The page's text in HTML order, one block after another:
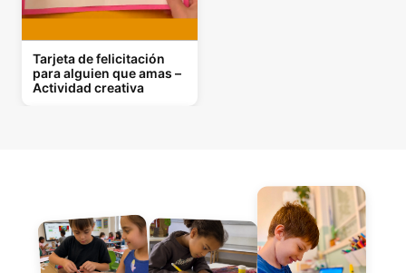
Tarjeta de felicitación
para alguien que amas –
Actividad creativa